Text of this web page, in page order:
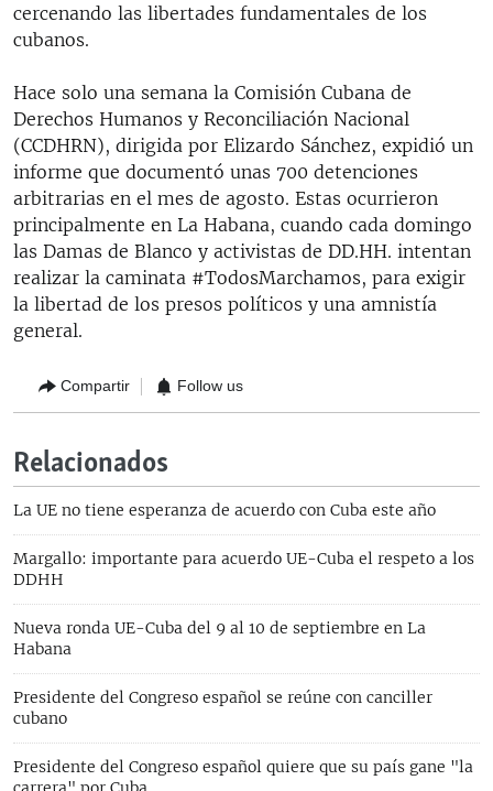
cercenando las libertades fundamentales de los
cubanos.
Hace solo una semana la Comisión Cubana de
Derechos Humanos y Reconciliación Nacional
(CCDHRN), dirigida por Elizardo Sánchez, expidió un
informe que documentó unas 700 detenciones
arbitrarias en el mes de agosto. Estas ocurrieron
principalmente en La Habana, cuando cada domingo
las Damas de Blanco y activistas de DD.HH. intentan
realizar la caminata #TodosMarchamos, para exigir
la libertad de los presos políticos y una amnistía
general.
Compartir Follow us
Relacionados
La UE no tiene esperanza de acuerdo con Cuba este año
Margallo: importante para acuerdo UE-Cuba el respeto a los
DDHH
Nueva ronda UE-Cuba del 9 al 10 de septiembre en La
Habana
Presidente del Congreso español se reúne con canciller
cubano
Presidente del Congreso español quiere que su país gane "la